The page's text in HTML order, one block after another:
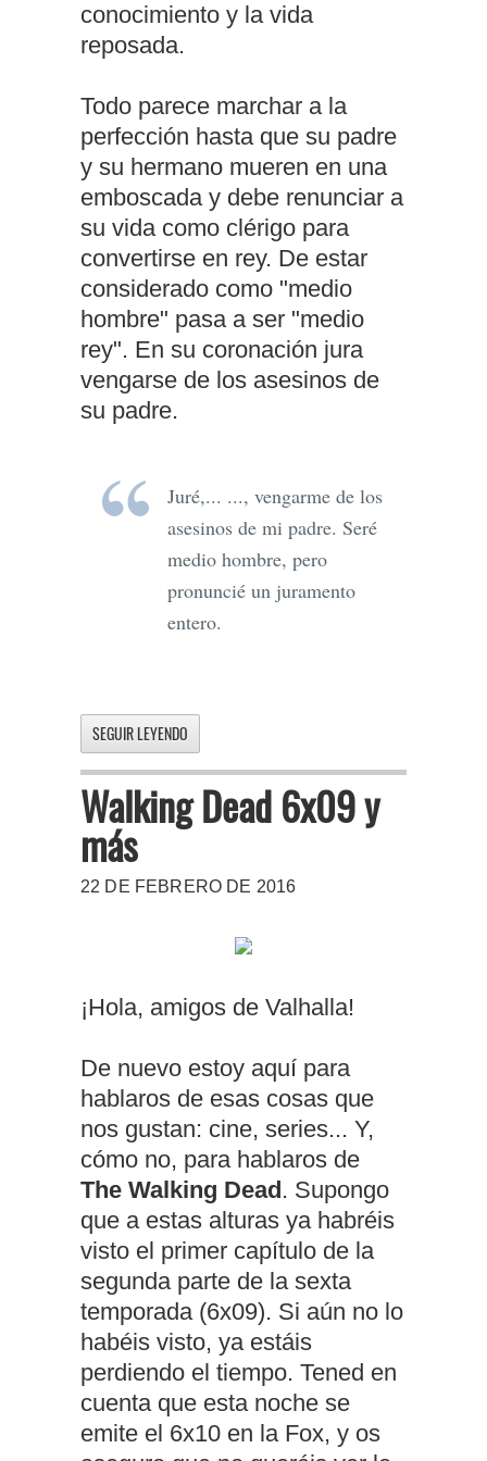
conocimiento y la vida
reposada.
Todo parece marchar a la
perfección hasta que su padre
y su hermano mueren en una
emboscada y debe renunciar a
su vida como clérigo para
convertirse en rey. De estar
considerado como "medio
hombre" pasa a ser "medio
rey". En su coronación jura
vengarse de los asesinos de
su padre.
Juré,... ..., vengarme de los
asesinos de mi padre. Seré
medio hombre, pero
pronuncié un juramento
entero.
SEGUIR LEYENDO
Walking Dead 6x09 y
más
22 DE FEBRERO DE 2016
¡Hola, amigos de Valhalla!
De nuevo estoy aquí para
hablaros de esas cosas que
nos gustan: cine, series... Y,
cómo no, para hablaros de
The Walking Dead . Supongo
que a estas alturas ya habréis
visto el primer capítulo de la
segunda parte de la sexta
temporada (6x09). Si aún no lo
habéis visto, ya estáis
perdiendo el tiempo. Tened en
cuenta que esta noche se
emite el 6x10 en la Fox, y os